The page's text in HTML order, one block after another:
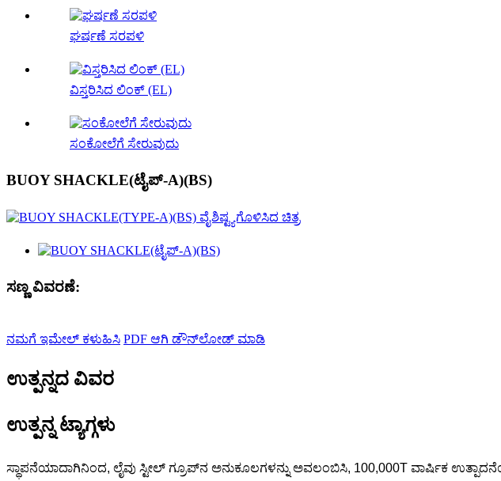
ಘರ್ಷಣೆ ಸರಪಳಿ
ವಿಸ್ತರಿಸಿದ ಲಿಂಕ್ (EL)
ಸಂಕೋಲೆಗೆ ಸೇರುವುದು
BUOY SHACKLE(ಟೈಪ್-A)(BS)
ಸಣ್ಣ ವಿವರಣೆ:
ನಮಗೆ ಇಮೇಲ್ ಕಳುಹಿಸಿ PDF ಆಗಿ ಡೌನ್‌ಲೋಡ್ ಮಾಡಿ
ಉತ್ಪನ್ನದ ವಿವರ
ಉತ್ಪನ್ನ ಟ್ಯಾಗ್ಗಳು
ಸ್ಥಾಪನೆಯಾದಾಗಿನಿಂದ, ಲೈವು ಸ್ಟೀಲ್ ಗ್ರೂಪ್‌ನ ಅನುಕೂಲಗಳನ್ನು ಅವಲಂಬಿಸಿ, 100,000T ವಾರ್ಷಿಕ